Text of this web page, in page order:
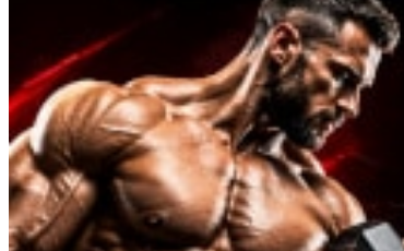
NAD
Oxitocina
PEG-MGF
Pinealon
PT-141
Retatrutide